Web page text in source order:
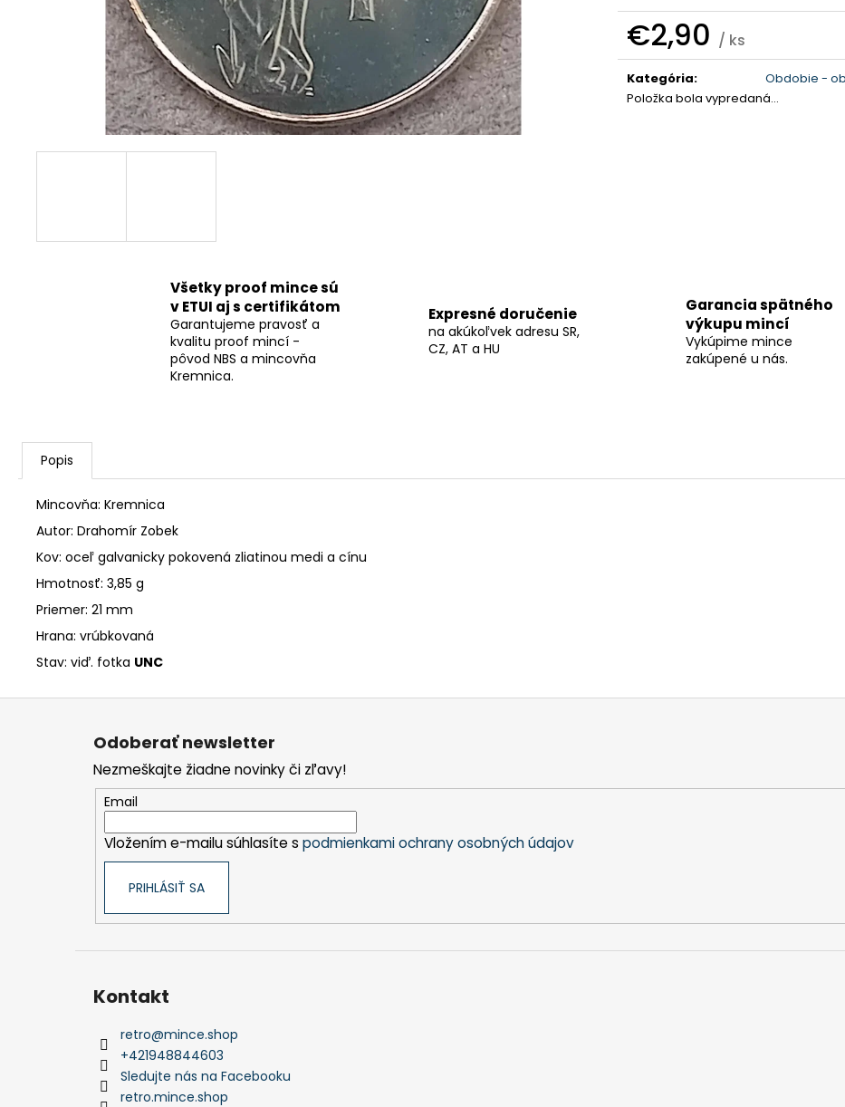
€2,90 / ks
Jednotková
cena:
Kategória:
Obdobie -
Položka bola vypredaná…
Všetky proof mince sú
v ETUI aj s certifikátom
Garantujeme pravosť a
kvalitu proof mincí -
pôvod NBS a mincovňa
Kremnica.
Expresné doručenie
na akúkoľvek adresu SR,
CZ, AT a HU
Garancia spätného
výkupu mincí
Vykúpime mince
zakúpené u nás.
Popis
Mincovňa: Kremnica
Autor: Drahomír Zobek
Kov: oceľ galvanicky pokovená zliatinou medi a cínu
Hmotnosť: 3,85 g
Priemer: 21 mm
Hrana: vrúbkovaná
Stav: viď. fotka UNC
Z
Odoberať newsletter
Nezmeškajte žiadne novinky či zľavy!
Email
Vložením e-mailu súhlasíte s podmienkami ochrany osobných údajov
PRIHLÁSIŤ SA
Kontakt
retro@mince.shop
+421948844603
Sledujte nás na Facebooku
retro.mince.shop